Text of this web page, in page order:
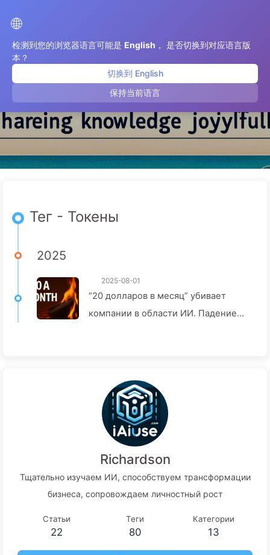
🌐
检测到您的浏览器语言可能是 English ， 是否切换到对应语言版
本？
切换到 English
保持当前语言
Токены
Тег - Токены
2025
2025-08-01
“20 долларов в месяц” убивает
компании в области ИИ. Падение
Richardson
Тщательно изучаем ИИ, способствуем трансформации
бизнеса, сопровождаем личностный рост
Статьи
22
Теги
80
Категории
13